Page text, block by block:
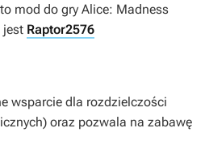
to mod do gry Alice: Madness
jest Raptor2576
wsparcie dla rozdzielczości
oraz pozwala na zabawę